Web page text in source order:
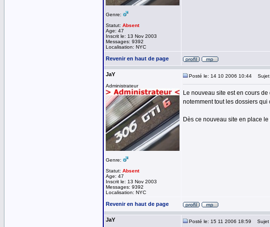
Genre:
Statut: Absent
Age: 47
Inscrit le: 13 Nov 2003
Messages: 9392
Localisation: NYC
Revenir en haut de page
JaY
Administrateur
Genre:
Statut: Absent
Age: 47
Inscrit le: 13 Nov 2003
Messages: 9392
Localisation: NYC
Posté le: 14 10 2006 10:44 Sujet
Le nouveau site est en cours
notemment tout les dossiers
Dès ce nouveau site en place
Revenir en haut de page
JaY Posté le: 15 11 2006 18:59 Sujet